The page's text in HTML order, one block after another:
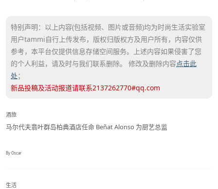
酒旅
马尔代夫翡叶群岛柏典酒店任命 Beñat Alonso 为厨艺总监
By Oscar
生活
特别声明：以上内容(包括视频、图片或音频)均为时尚生活实验室
用户tammi自行上传发布，版权归版权方及用户所有，内容仅供
参考，本平台仅提供信息存储空间服务。上述内容如果侵害了您
的个人利益，请及时与我们联系删除。 修改及删除内容点击此
处；
新品投稿及活动报道请联系2137262770#qq.com